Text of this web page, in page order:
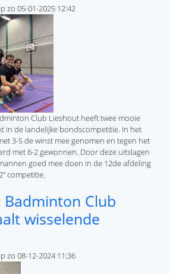
zo 05-01-2025 12:42
Club Lieshout heeft twee mooie
in de landelijke bondscompetitie. In het
3-5 de winst mee genomen en tegen het
met 6-2 gewonnen. Door deze uitslagen
goed mee doen in de 12de afdeling
competitie.
Badminton Club Lieshout boekt twee
Club
wisselende
zo 08-12-2024 11:36